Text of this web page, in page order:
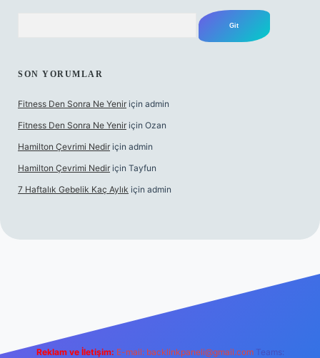
SON YORUMLAR
Fitness Den Sonra Ne Yenir için admin
Fitness Den Sonra Ne Yenir için Ozan
Hamilton Çevrimi Nedir için admin
Hamilton Çevrimi Nedir için Tayfun
7 Haftalık Gebelik Kaç Aylık için admin
Reklam ve İletişim: E-mail: backlinkpaneli@gmail.com Teams: